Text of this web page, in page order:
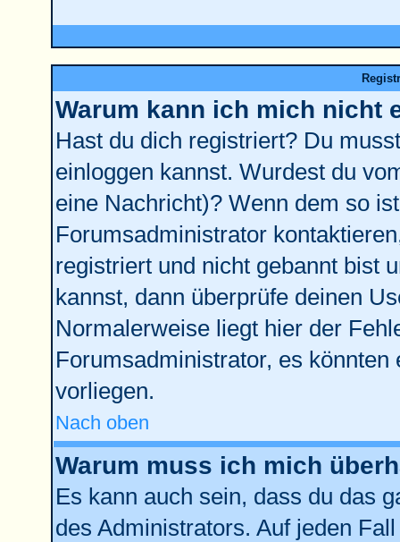
Warum kann ich mich nicht
Hast du dich registriert? Du
einloggen kannst. Wurdest du
eine Nachricht)? Wenn dem so
Forumsadministrator
registriert und nicht gebannt bist
kannst, dann überprüfe deinen
Normalerweise liegt hier der
Forumsadministrator, es
vorliegen.
Nach oben
Warum muss ich mich
Es kann auch sein, dass du das
des Administrators. Auf jeden